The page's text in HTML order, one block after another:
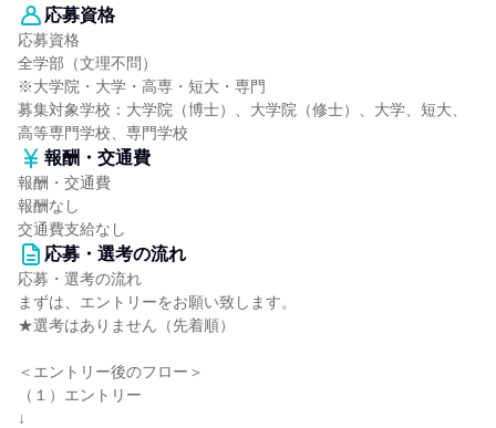
応募資格
応募資格
全学部（文理不問）
※大学院・大学・高専・短大・専門
募集対象学校：大学院（博士）、大学院（修士）、大学、短大、
高等専門学校、専門学校
報酬・交通費
報酬・交通費
報酬なし
交通費支給なし
応募・選考の流れ
応募・選考の流れ
まずは、エントリーをお願い致します。
★選考はありません（先着順）
＜エントリー後のフロー＞
（１）エントリー
↓